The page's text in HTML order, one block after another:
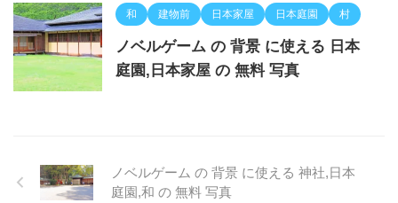
和 建物前 日本家屋 日本庭園 村
ノベルゲーム の 背景 に使える 日本
庭園,日本家屋 の 無料 写真
ノベルゲーム の 背景 に使える 神社,日本
庭園,和 の 無料 写真